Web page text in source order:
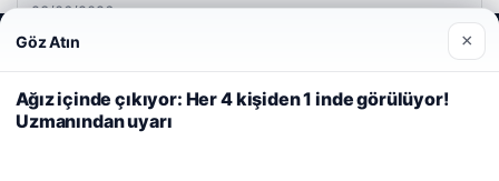
23/06/2026
Web sitemizi nasıl kullandığınızı daha iyi anlayabilmek,
deneyiminizi kişiselleştirmek ve geliştirmek amacıyla çerezler
kullanıyoruz.
Çerez Politikamız
Reddet Kabul Et
Göz Atın ×
Ağız içinde çıkıyor: Her 4 kişiden 1 inde görülüyor!
Uzmanından uyarı